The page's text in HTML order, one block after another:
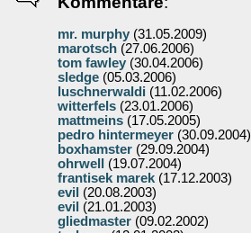
mr. murphy (31.05.2009)
marotsch (27.06.2006)
tom fawley (30.04.2006)
sledge (05.03.2006)
luschnerwaldi (11.02.2006)
witterfels (23.01.2006)
mattmeins (17.05.2005)
pedro hintermeyer (30.09.2004)
boxhamster (29.09.2004)
ohrwell
(19.07.2004)
frantisek marek (17.12.2003)
evil (20.08.2003)
evil (21.01.2003)
gliedmaster (09.02.2002)